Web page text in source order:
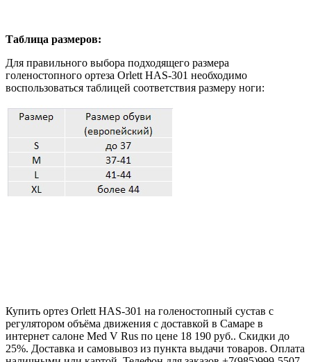
Таблица размеров:
Для правильного выбора подходящего размера
голеностопного ортеза Orlett HAS-301 необходимо
воспользоваться таблицей соответствия размеру ноги:
Купить ортез Orlett HAS-301 на голеностопный сустав с
регулятором объёма движения с доставкой в Самаре в
интернет салоне Med V Rus по цене 18 190 руб.. Скидки до
25%. Доставка и самовывоз из пункта выдачи товаров. Оплата